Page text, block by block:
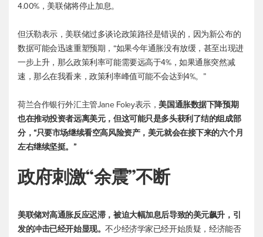
4.00%，美联储将停止加息。
但沃勒表示，美联储过多谈论政策路径是错误的，因为新公布的
数据可能会迅速重塑预期，“如果今年通胀没有放缓，甚至出现进
一步上升，那么政策利率可能需要远高于4%，如果通胀突然减
速，那么在我看来，政策利率峰值可能不会达到4%。”
荷兰合作银行外汇主管Jane Foley表示，美国通胀数据下降预期
也在推动投资者远离美元，但这可能只是多头获利了结的组成部
分，“只要市场继续看空高风险资产，美元就会在接下来的六个月
左右继续坚挺。”
政府刺激“余震”不断
美联储对高通胀反应迟滞，被迫大幅加息后导致的美元飙升，引
发的冲击已经开始显现。不少经济学家已经开始质疑，经济能否